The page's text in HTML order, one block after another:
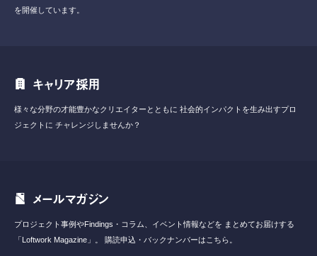
を開催しています。
キャリア採用
様々な分野の才能豊かなクリエイターとともに 社会的インパクトを生み出すプロ
ジェクトに チャレンジしませんか？
メールマガジン
プロジェクト事例やFindings・コラム、イベント情報などを まとめてお届けする
「Loftwork Magazine」。
購読申込・バックナンバーはこちら。